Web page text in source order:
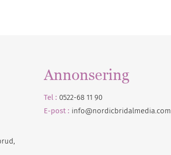
Annonsering
Tel : 0522-68 11 90
E-post : info@nordicbridalmedia.com